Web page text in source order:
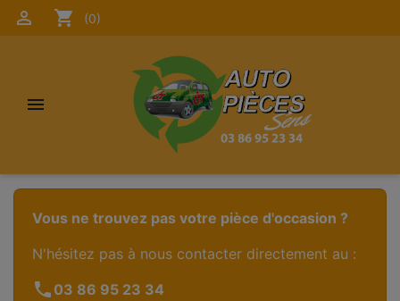
 shopping_cart (0)

Vous ne trouvez pas votre pièce d'occasion ?
N'hésitez pas à nous contacter directement au :
call 03 86 95 23 34